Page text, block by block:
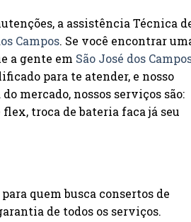
a assistência Técnica
Campos. Se você encontrar
a gente em São José dos
para te atender, e nosso
mercado, nossos serviços são:
troca de bateria faca já seu
quem busca consertos de
de todos os serviços.